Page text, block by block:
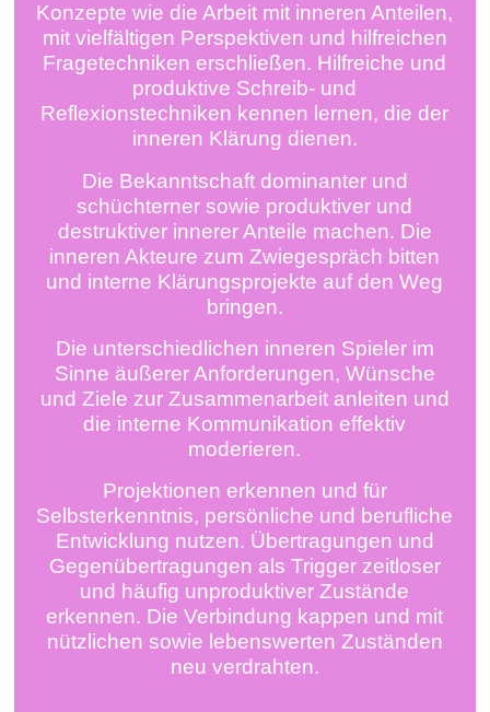
Konzepte wie die Arbeit mit inneren Anteilen,
mit vielfältigen Perspektiven und hilfreichen
Fragetechniken erschließen. Hilfreiche und
produktive Schreib- und
Reflexionstechniken kennen lernen, die der
inneren Klärung dienen.
Die Bekanntschaft dominanter und
schüchterner sowie produktiver und
destruktiver innerer Anteile machen. Die
inneren Akteure zum Zwiegespräch bitten
und interne Klärungsprojekte auf den Weg
bringen.
Die unterschiedlichen inneren Spieler im
Sinne äußerer Anforderungen, Wünsche
und Ziele zur Zusammenarbeit anleiten und
die interne Kommunikation effektiv
moderieren.
Projektionen erkennen und für
Selbsterkenntnis, persönliche und berufliche
Entwicklung nutzen. Übertragungen und
Gegenübertragungen als Trigger zeitloser
und häufig unproduktiver Zustände
erkennen. Die Verbindung kappen und mit
nützlichen sowie lebenswerten Zuständen
neu verdrahten.